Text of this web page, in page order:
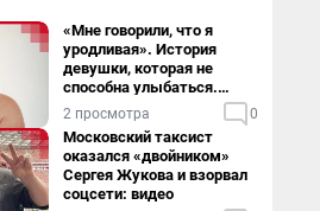
«Мне говорили, что я
уродливая». История
девушки, которая не
способна улыбаться.
Видео
2 просмотра 0
Московский таксист
оказался «двойником»
Сергея Жукова и взорвал
соцсети: видео